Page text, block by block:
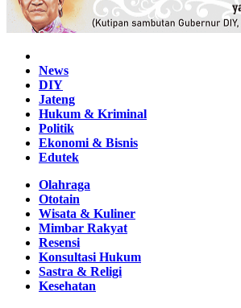
News
DIY
Jateng
Hukum & Kriminal
Politik
Ekonomi & Bisnis
Edutek
Olahraga
Ototain
Wisata & Kuliner
Mimbar Rakyat
Resensi
Konsultasi Hukum
Sastra & Religi
Kesehatan